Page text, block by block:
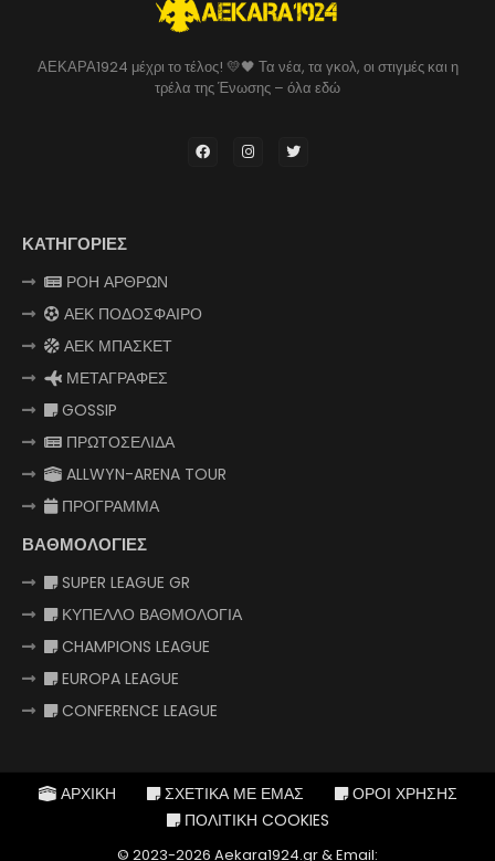
ΑΕΚΑΡΑ1924 μέχρι το τέλος! 💛🖤 Τα νέα, τα γκολ, οι στιγμές και η
τρέλα της Ένωσης – όλα εδώ
ΚΑΤΗΓΟΡΙΕΣ
ΡΟΗ ΑΡΘΡΩΝ
ΑΕΚ ΠΟΔΟΣΦΑΙΡΟ
ΑΕΚ ΜΠΑΣΚΕΤ
ΜΕΤΑΓΡΑΦΕΣ
GOSSIP
ΠΡΩΤΟΣΕΛΙΔΑ
ALLWYN-ARENA TOUR
ΠΡΟΓΡΑΜΜΑ
ΒΑΘΜΟΛΟΓΙΕΣ
SUPER LEAGUE GR
ΚΥΠΕΛΛΟ ΒΑΘΜΟΛΟΓΙΑ
CHAMPIONS LEAGUE
EUROPA LEAGUE
CONFERENCE LEAGUE
ΑΡΧΙΚΗ ΣΧΕΤΙΚΑ ΜΕ ΕΜΑΣ
ΟΡΟΙ ΧΡΗΣΗΣ
ΠΟΛΙΤΙΚΗ COOKIES
© 2023-2026 Aekara1924.gr & Email: